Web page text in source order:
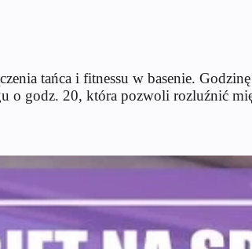
tańca i fitnessu w basenie.
o godz. 20, która pozwoli rozluźnić